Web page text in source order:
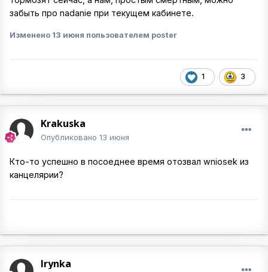
забыть про nadanie при текущем кабинете.
Изменено 13 июня пользователем poster
1 3
Krakuska
Опубликовано 13 июня
Кто-то успешно в посоеднее время отозвал wniosek из
канцелярии?
Irynka